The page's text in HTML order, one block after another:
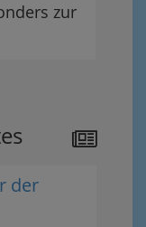
zur
der